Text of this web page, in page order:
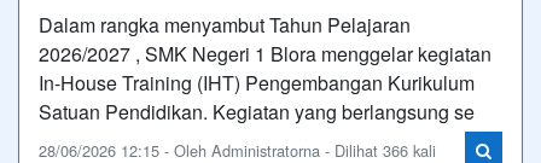
Dalam rangka menyambut Tahun Pelajaran
2026/2027 , SMK Negeri 1 Blora menggelar kegiatan
In-House Training (IHT) Pengembangan Kurikulum
Satuan Pendidikan. Kegiatan yang berlangsung se
28/06/2026 12:15 - Oleh Administratorna - Dilihat 366 kali